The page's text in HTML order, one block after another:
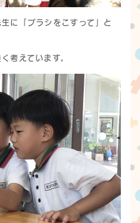
に「ブラシをこすって」と
考えています。